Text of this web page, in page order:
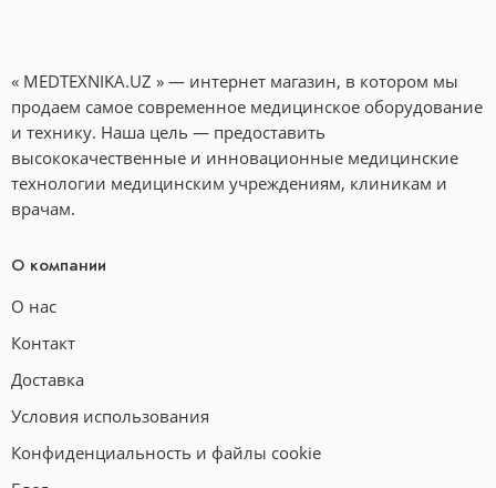
« MEDTEXNIKA.UZ » — интернет магазин, в котором мы
продаем самое современное медицинское оборудование
и технику. Наша цель — предоставить
высококачественные и инновационные медицинские
технологии медицинским учреждениям, клиникам и
врачам.
О компании
О нас
Контакт
Доставка
Условия использования
Конфиденциальность и файлы cookie